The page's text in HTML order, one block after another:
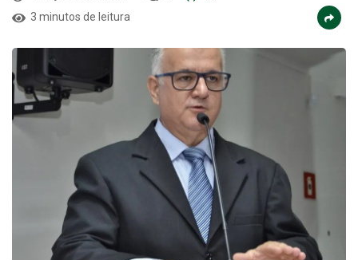
3 minutos de leitura